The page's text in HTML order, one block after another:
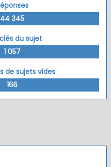
44 345
du sujet
1 057
de sujets vides
166